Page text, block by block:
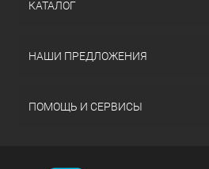
КАТАЛОГ
НАШИ ПРЕДЛОЖЕНИЯ
ПОМОЩЬ И СЕРВИСЫ